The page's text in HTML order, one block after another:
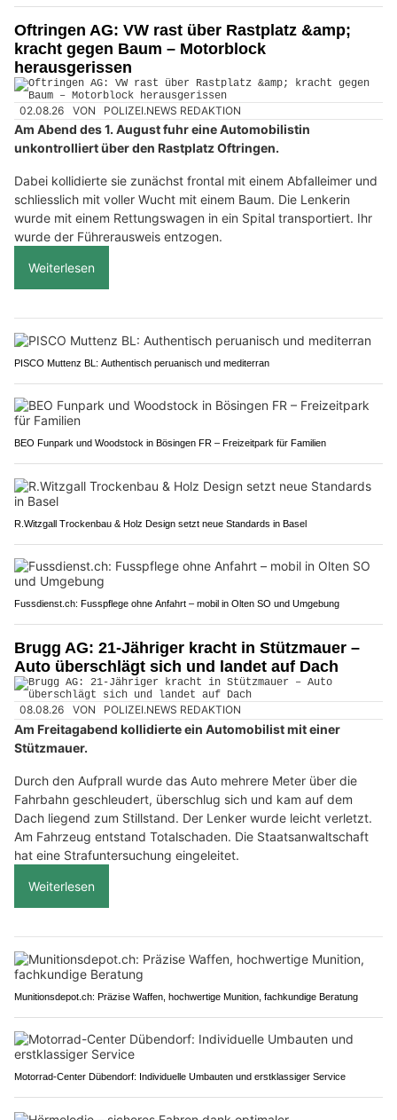
Oftringen AG: VW rast über Rastplatz &amp;
kracht gegen Baum – Motorblock
herausgerissen
02.08.26 VON POLIZEI.NEWS REDAKTION
Am Abend des 1. August fuhr eine Automobilistin
unkontrolliert über den Rastplatz Oftringen.
Dabei kollidierte sie zunächst frontal mit einem Abfalleimer und
schliesslich mit voller Wucht mit einem Baum. Die Lenkerin
wurde mit einem Rettungswagen in ein Spital transportiert. Ihr
wurde der Führerausweis entzogen.
Weiterlesen
PISCO Muttenz BL: Authentisch peruanisch und mediterran
BEO Funpark und Woodstock in Bösingen FR – Freizeitpark für Familien
R.Witzgall Trockenbau & Holz Design setzt neue Standards in Basel
Fussdienst.ch: Fusspflege ohne Anfahrt – mobil in Olten SO und Umgebung
Brugg AG: 21-Jähriger kracht in Stützmauer –
Auto überschlägt sich und landet auf Dach
08.08.26 VON POLIZEI.NEWS REDAKTION
Am Freitagabend kollidierte ein Automobilist mit einer
Stützmauer.
Durch den Aufprall wurde das Auto mehrere Meter über die
Fahrbahn geschleudert, überschlug sich und kam auf dem
Dach liegend zum Stillstand. Der Lenker wurde leicht verletzt.
Am Fahrzeug entstand Totalschaden. Die Staatsanwaltschaft
hat eine Strafuntersuchung eingeleitet.
Weiterlesen
Munitionsdepot.ch: Präzise Waffen, hochwertige Munition, fachkundige Beratung
Motorrad-Center Dübendorf: Individuelle Umbauten und erstklassiger Service